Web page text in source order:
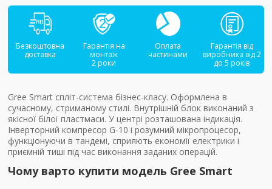
Безкоштовна
доставка
Гарантія на
монтаж
2 роки
Оплата
частинами
Гарантія від
виробника від 2
до 5 років
Gree Smart спліт-система бізнес-класу. Оформлена в
сучасному, стриманому стилі. Внутрішній блок виконаний з
якісної білої пластмаси. У центрі розташована індикація.
Інверторний компресор G-10 і розумний мікропроцесор,
функціонуючи в тандемі, сприяють економії електрики і
приємній тиші під час виконання заданих операцій.
Чому варто купити модель Gree Smart